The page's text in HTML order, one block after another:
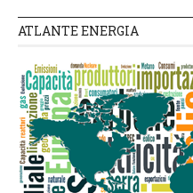
ATLANTE ENERGIA